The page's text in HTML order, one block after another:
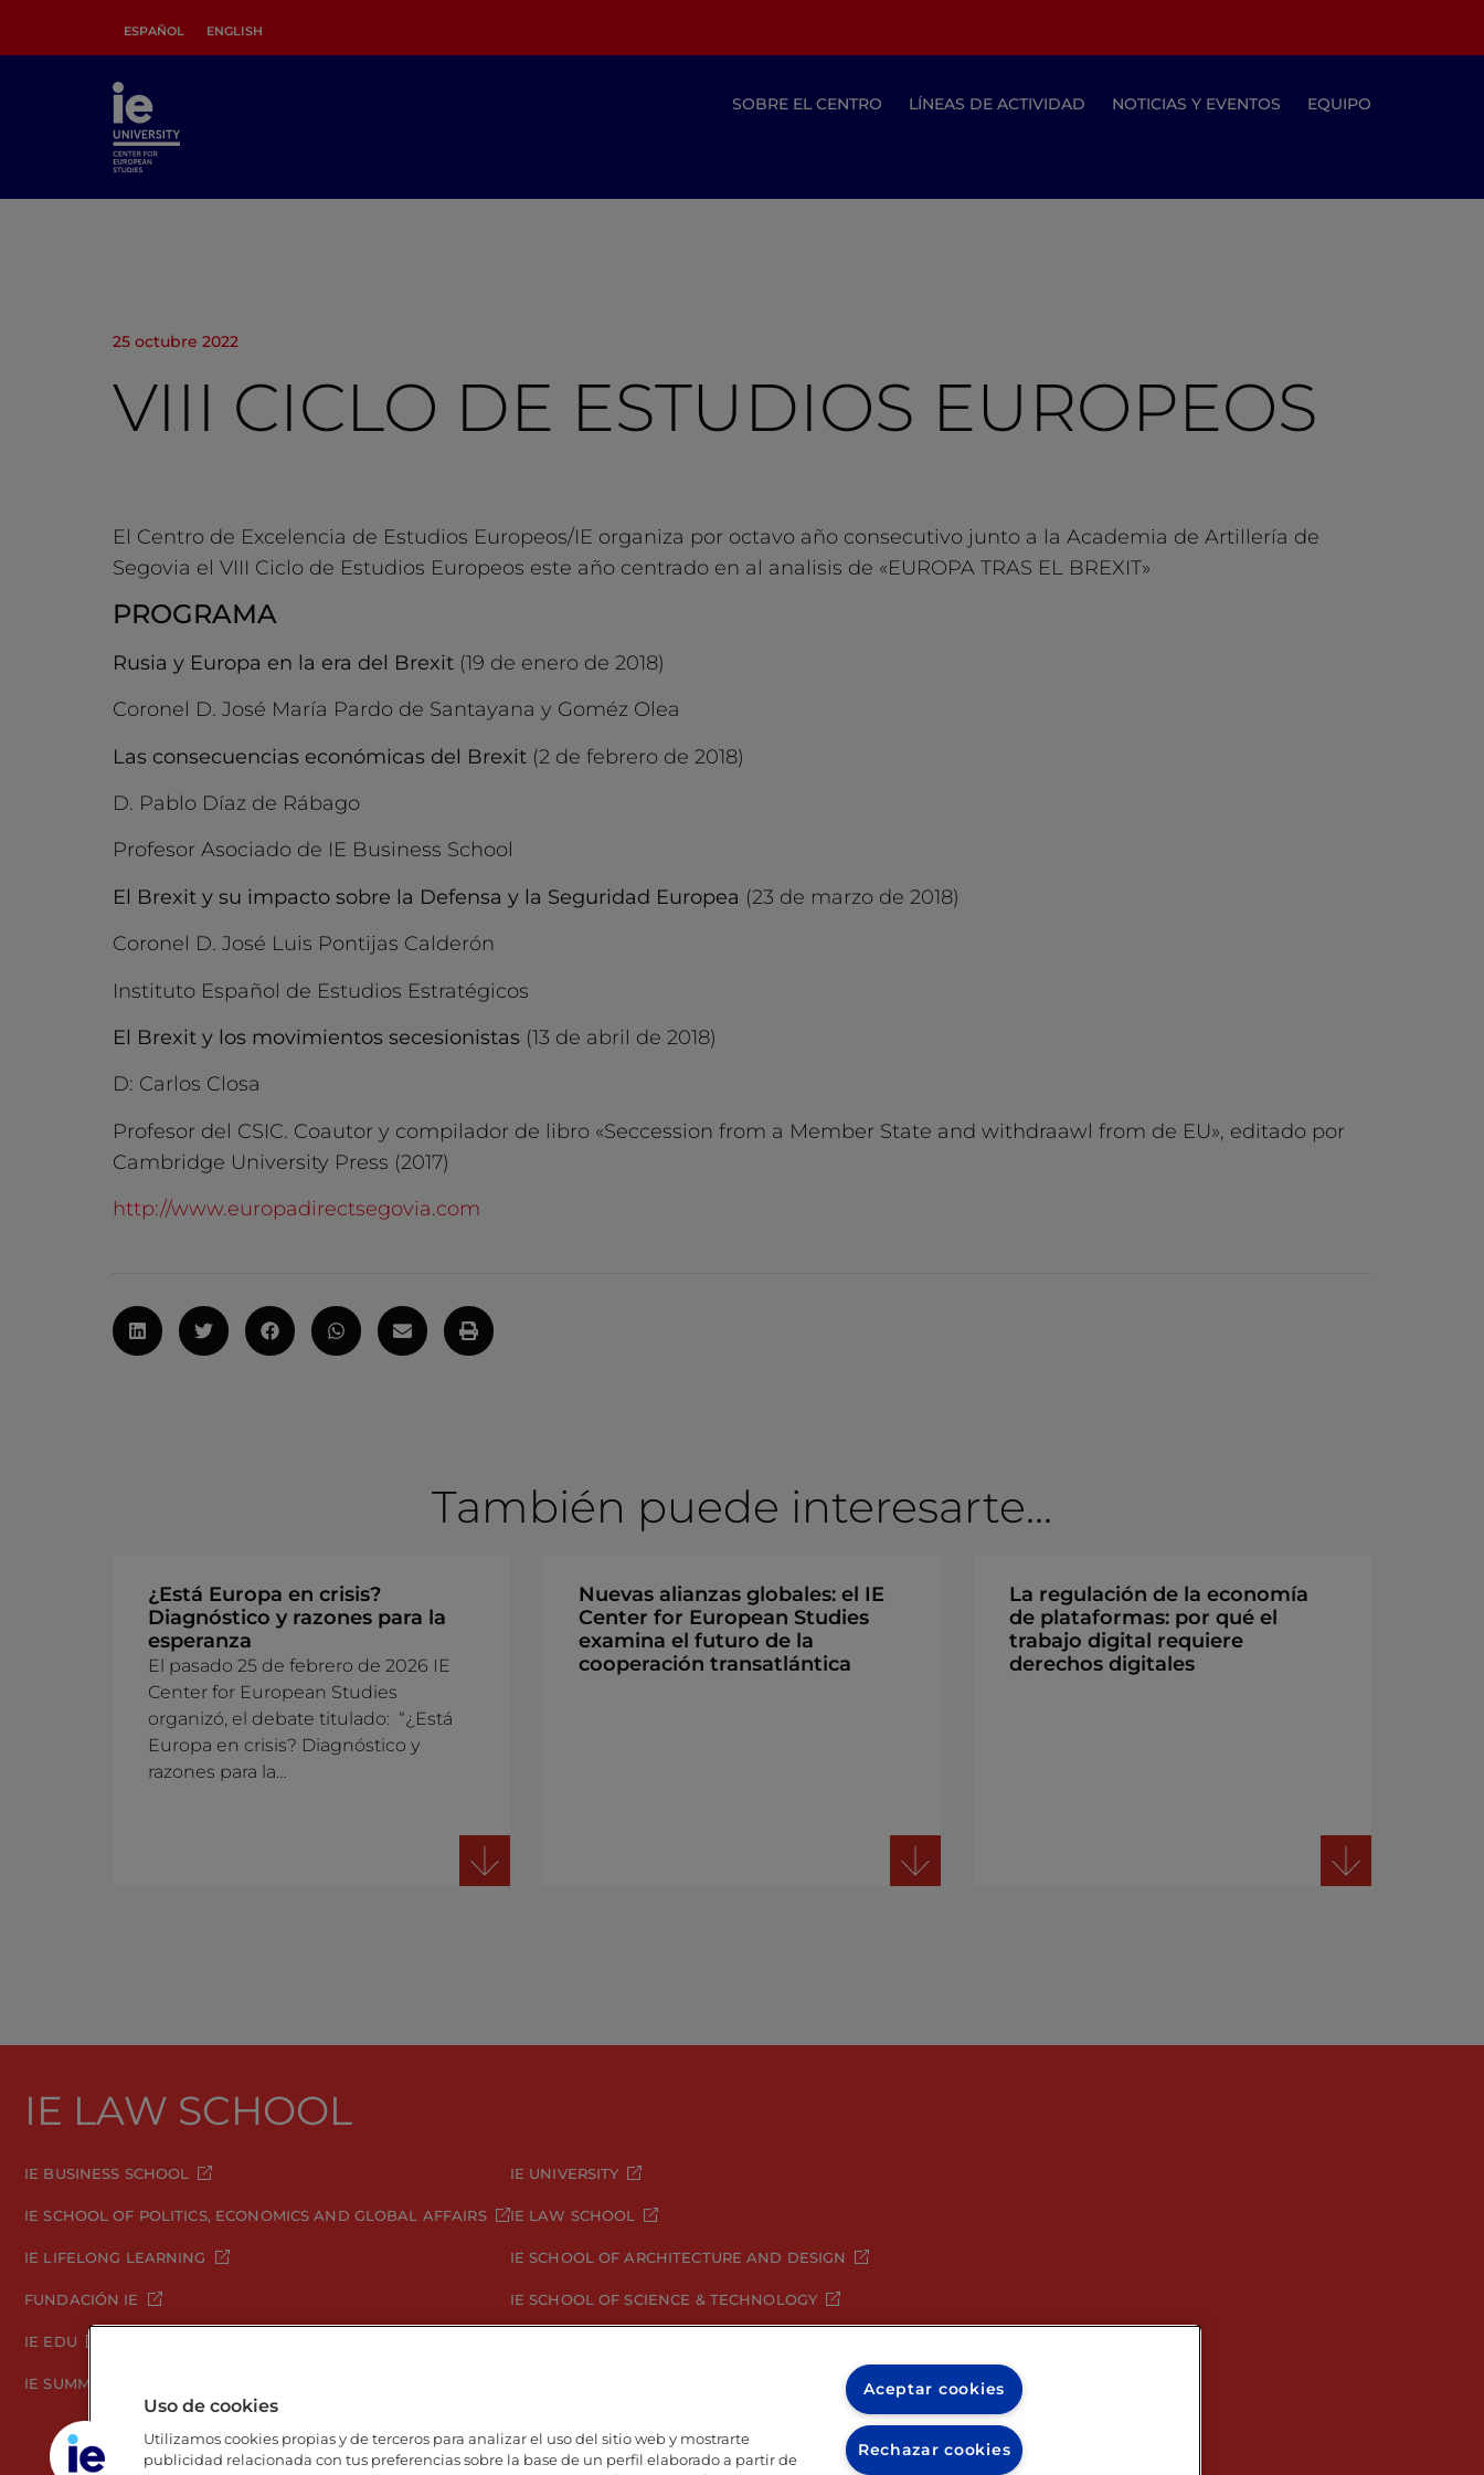
ESPAÑOL ENGLISH
SOBRE EL CENTRO LÍNEAS DE ACTIVIDAD NOTICIAS Y EVENTOS EQUIPO
25 octubre 2022
VIII CICLO DE ESTUDIOS EUROPEOS
El Centro de Excelencia de Estudios Europeos/IE organiza por octavo año consecutivo junto a la Academia de Artillería de
Segovia el VIII Ciclo de Estudios Europeos este año centrado en al analisis de «EUROPA TRAS EL BREXIT»
PROGRAMA
Rusia y Europa en la era del Brexit (19 de enero de 2018)
Coronel D. José María Pardo de Santayana y Goméz Olea
Las consecuencias económicas del Brexit (2 de febrero de 2018)
D. Pablo Díaz de Rábago
Profesor Asociado de IE Business School
El Brexit y su impacto sobre la Defensa y la Seguridad Europea (23 de marzo de 2018)
Coronel D. José Luis Pontijas Calderón
Instituto Español de Estudios Estratégicos
El Brexit y los movimientos secesionistas (13 de abril de 2018)
D: Carlos Closa
Profesor del CSIC. Coautor y compilador de libro «Seccession from a Member State and withdraawl from de EU», editado por
Cambridge University Press (2017)
http://www.europadirectsegovia.com
También puede interesarte...
¿Está Europa en crisis?
Diagnóstico y razones para la
esperanza
El pasado 25 de febrero de 2026 IE
Center for European Studies
organizó, el debate titulado: “¿Está
Europa en crisis? Diagnóstico y
razones para la…
Nuevas alianzas globales: el IE
Center for European Studies
examina el futuro de la
cooperación transatlántica
La regulación de la economía
de plataformas: por qué el
trabajo digital requiere
derechos digitales
IE LAW SCHOOL
IE BUSINESS SCHOOL
IE SCHOOL OF POLITICS, ECONOMICS AND GLOBAL AFFAIRS
IE LIFELONG LEARNING
FUNDACIÓN IE
IE EDU
IE SUMMER SCHOOL
IE UNIVERSITY
IE LAW SCHOOL
IE SCHOOL OF ARCHITECTURE AND DESIGN
IE SCHOOL OF SCIENCE & TECHNOLOGY
Uso de cookies
Utilizamos cookies propias y de terceros para analizar el uso del sitio web y mostrarte
publicidad relacionada con tus preferencias sobre la base de un perfil elaborado a partir de
Aceptar cookies
Rechazar cookies